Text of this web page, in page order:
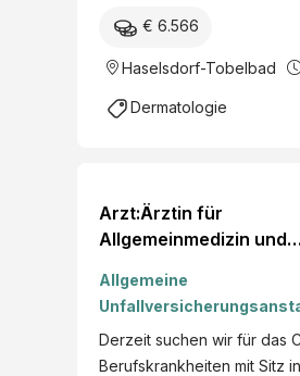
€ 6.566
Haselsdorf-Tobelbad
Dermatologie
Arzt:Ärztin für
Allgemeinmedizin und
Allgemeine
(AUVA)
Derzeit suchen wir für das
Berufskrankheiten mit Sitz